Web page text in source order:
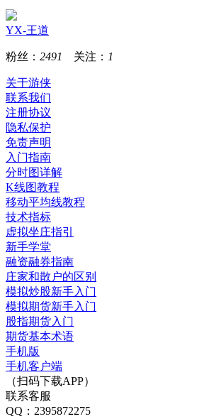
YX-王道
粉丝： 2491 关注： 1
关于游侠
联系我们
注册协议
隐私保护
免责声明
入门指南
分时图详解
K线图教程
移动平均线教程
技术指标
虚拟坐庄指引
新手学堂
融资融券指南
庄家和散户的区别
模拟炒股新手入门
模拟期货新手入门
股指期货入门
期货基本术语
手机版
手机客户端
（扫码下载APP）
联系客服
QQ：2395872275